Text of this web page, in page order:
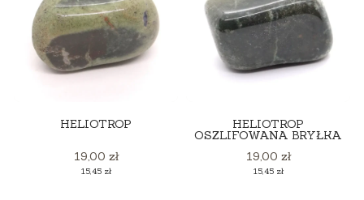
HELIOTROP
Cena
19,00 zł
Cena
15,45 zł
HELIOTROP
OSZLIFOWANA BRYŁKA
Cena
19,00 zł
Cena
15,45 zł